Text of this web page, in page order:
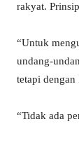
rakyat.
“Untuk
undang-
tetapi
“Tidak ada